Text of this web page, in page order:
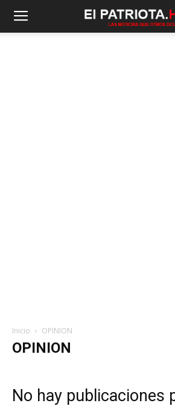
Inicio OPINION
OPINION
No hay publicaciones